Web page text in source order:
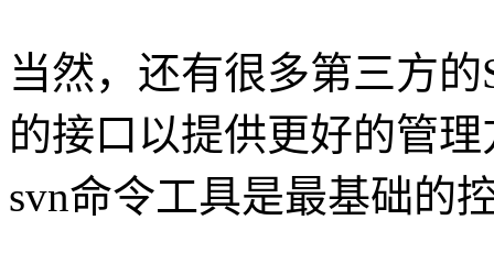
当然，还有很多第三方
的接口以提供更好的管
svn命令工具是最基础的